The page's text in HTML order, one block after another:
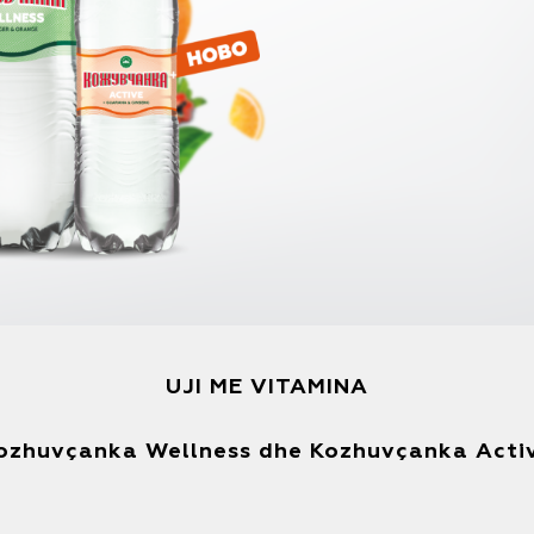
UJI ME VITAMINA
Wellness dhe Kozhuvçanka